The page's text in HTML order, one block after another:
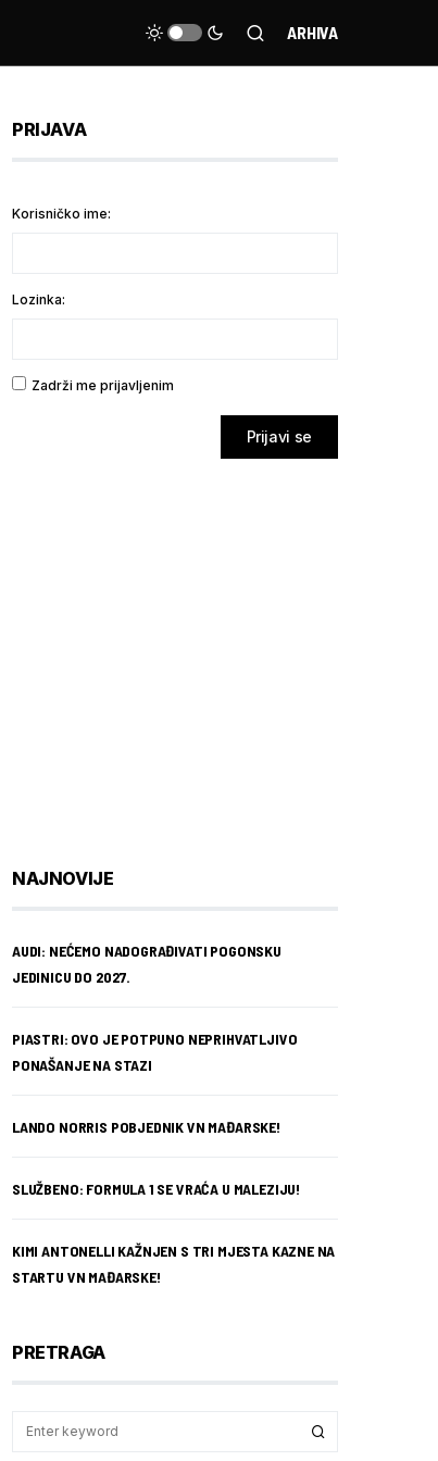
ARHIVA
PRIJAVA
Korisničko ime:
Lozinka:
Zadrži me prijavljenim
Prijavi se
NAJNOVIJE
AUDI: NEĆEMO NADOGRAĐIVATI POGONSKU
JEDINICU DO 2027.
PIASTRI: OVO JE POTPUNO NEPRIHVATLJIVO
PONAŠANJE NA STAZI
LANDO NORRIS POBJEDNIK VN MAĐARSKE!
SLUŽBENO: FORMULA 1 SE VRAĆA U MALEZIJU!
KIMI ANTONELLI KAŽNJEN S TRI MJESTA KAZNE NA
STARTU VN MAĐARSKE!
PRETRAGA